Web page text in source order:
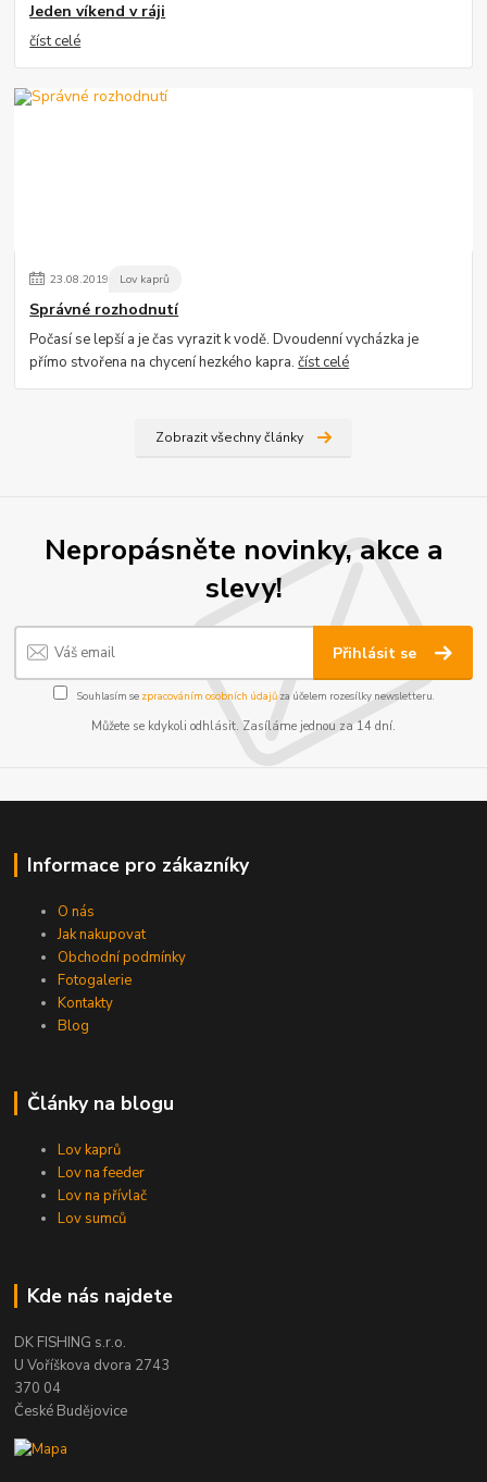
Jeden víkend v ráji
číst celé
23.08.2019 Lov kaprů
Správné rozhodnutí
Počasí se lepší a je čas vyrazit k vodě. Dvoudenní vycházka je
přímo stvořena na chycení hezkého kapra.číst celé
Zobrazit všechny články
Nepropásněte novinky, akce a
slevy!
Přihlásit se
Souhlasím se zpracováním osobních údajůza účelem rozesílky newsletteru.
Můžete se kdykoli odhlásit. Zasíláme jednou za 14 dní.
Informace pro zákazníky
O nás
Jak nakupovat
Obchodní podmínky
Fotogalerie
Kontakty
Blog
Články na blogu
Lov kaprů
Lov na feeder
Lov na přívlač
Lov sumců
Kde nás najdete
DK FISHING s.r.o.
U Voříškova dvora 2743
370 04
České Budějovice